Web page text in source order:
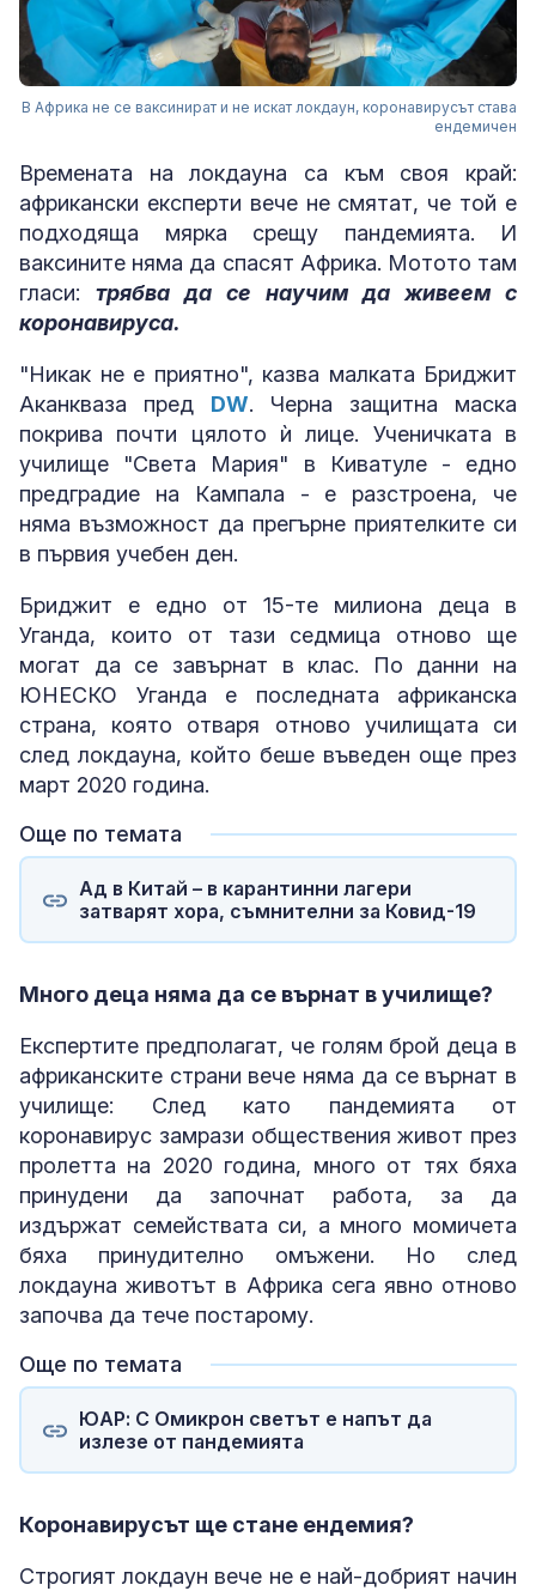
В Африка не се ваксинират и не искат локдаун, коронавирусът става
ендемичен
Времената на локдауна са към своя край:
африкански експерти вече не смятат, че той е
подходяща мярка срещу пандемията. И
ваксините няма да спасят Африка. Мотото там
гласи: трябва да се научим да живеем с
коронавируса.
"Никак не е приятно", казва малката Бриджит
Аканкваза пред DW. Черна защитна маска
покрива почти цялото ѝ лице. Ученичката в
училище "Света Мария" в Киватуле - едно
предградие на Кампала - е разстроена, че
няма възможност да прегърне приятелките си
в първия учебен ден.
Бриджит е едно от 15-те милиона деца в
Уганда, които от тази седмица отново ще
могат да се завърнат в клас. По данни на
ЮНЕСКО Уганда е последната африканска
страна, която отваря отново училищата си
след локдауна, който беше въведен още през
март 2020 година.
Още по темата
Ад в Китай – в карантинни лагери
затварят хора, съмнителни за Ковид-19
Много деца няма да се върнат в училище?
Експертите предполагат, че голям брой деца в
африканските страни вече няма да се върнат в
училище: След като пандемията от
коронавирус замрази обществения живот през
пролетта на 2020 година, много от тях бяха
принудени да започнат работа, за да
издържат семействата си, а много момичета
бяха принудително омъжени. Но след
локдауна животът в Африка сега явно отново
започва да тече постарому.
Още по темата
ЮАР: С Омикрон светът е напът да
излезе от пандемията
Коронавирусът ще стане ендемия?
Строгият локдаун вече не е най-добрият начин